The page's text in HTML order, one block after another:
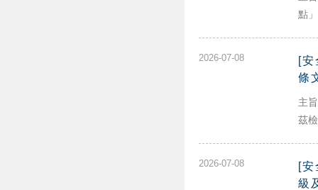
點
2026-07-08
[安
條
主
茲
2026-07-08
[安
級